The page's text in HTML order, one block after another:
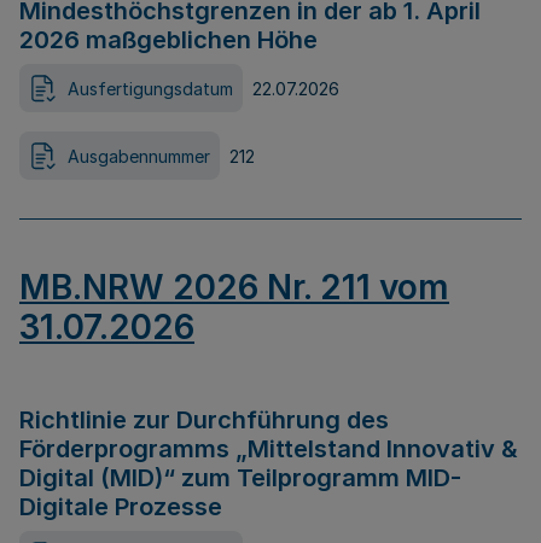
Mindesthöchstgrenzen in der ab 1. April
2026 maßgeblichen Höhe
Ausfertigungsdatum 22.07.2026
Ausgabennummer 212
MB.NRW 2026 Nr. 211 vom
31.07.2026
Richtlinie zur Durchführung des
Förderprogramms „Mittelstand Innovativ &
Digital (MID)“ zum Teilprogramm MID-
Digitale Prozesse